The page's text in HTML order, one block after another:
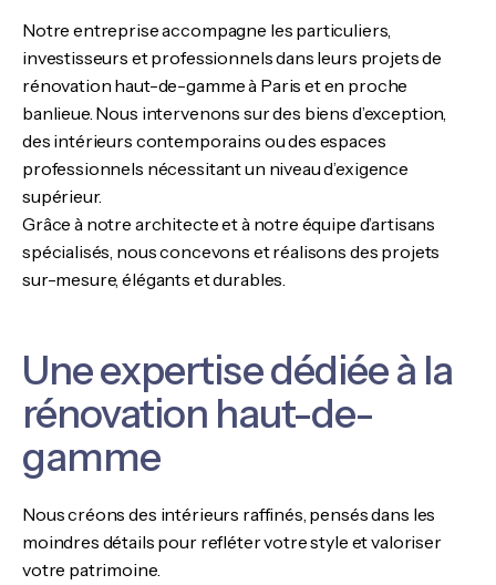
Notre entreprise accompagne les particuliers,
investisseurs et professionnels dans leurs projets de
rénovation haut-de-gamme à Paris et en proche
banlieue. Nous intervenons sur des biens d’exception,
des intérieurs contemporains ou des espaces
professionnels nécessitant un niveau d’exigence
supérieur.
Grâce à notre architecte et à notre équipe d’artisans
spécialisés, nous concevons et réalisons des projets
sur-mesure, élégants et durables.
Une expertise dédiée à la
rénovation haut-de-
gamme
Nous créons des intérieurs raffinés, pensés dans les
moindres détails pour refléter votre style et valoriser
votre patrimoine.